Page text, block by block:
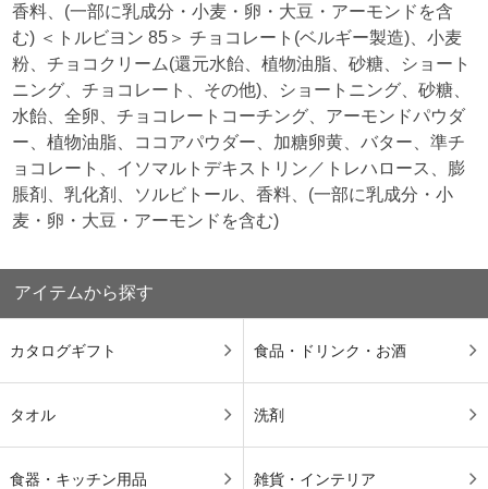
香料、(一部に乳成分・小麦・卵・大豆・アーモンドを含
む) ＜トルビヨン 85＞ チョコレート(ベルギー製造)、小麦
粉、チョコクリーム(還元水飴、植物油脂、砂糖、ショート
ニング、チョコレート、その他)、ショートニング、砂糖、
水飴、全卵、チョコレートコーチング、アーモンドパウダ
ー、植物油脂、ココアパウダー、加糖卵黄、バター、準チ
ョコレート、イソマルトデキストリン／トレハロース、膨
脹剤、乳化剤、ソルビトール、香料、(一部に乳成分・小
麦・卵・大豆・アーモンドを含む)
アイテムから探す
カタログギフト 食品・ドリンク・お酒
タオル 洗剤
食器・キッチン用品 雑貨・インテリア